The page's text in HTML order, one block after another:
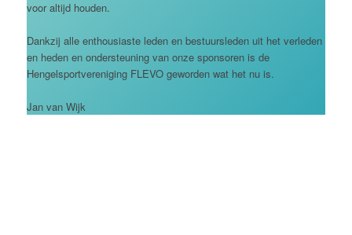
voor altijd houden.
Dankzij alle enthousiaste leden en bestuursleden uit het verleden
en heden en ondersteuning van onze sponsoren is de
Hengelsportvereniging FLEVO geworden wat het nu is.
Jan van Wijk